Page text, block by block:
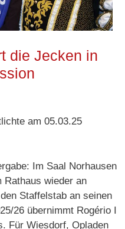
die Jecken in
am 05.03.25
Im Saal Norhausen
Rathaus wieder an
Staffelstab an seinen
26 übernimmt Rogério I
Für Wiesdorf, Opladen